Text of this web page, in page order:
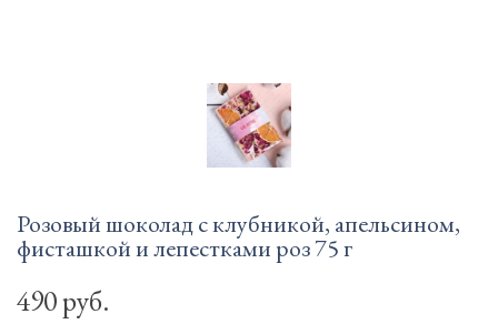
Розовый шоколад с клубникой, апельсином,
фисташкой и лепестками роз 75 г
490 руб.